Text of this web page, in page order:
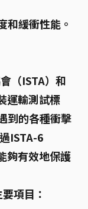
和緩衝性能 。
（ISTA）和
運輸測試標
到的各種衝擊
ISTA-6
夠有效地保護
項目：